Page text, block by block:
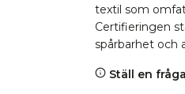
textil som
Certifieringen
spårbarhet och
Ställ en